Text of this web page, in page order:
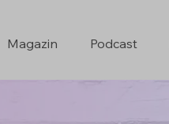
Magazin Podcast